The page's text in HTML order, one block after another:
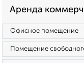
Аренда
Офисное помещение
Помещение